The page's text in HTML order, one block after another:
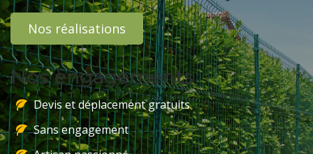
Nos réalisations
Nos engagements
Devis et déplacement gratuits
Sans engagement